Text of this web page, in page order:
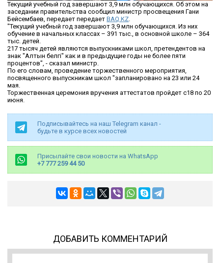
Текущий учебный год завершают 3,9 млн обучающихся. Об этом на
заседании правительства сообщил министр просвещения Гани
Бейсембаев, передает передает BAQ.KZ.
"Текущий учебный год завершают 3,9 млн обучающихся. Из них
обучение в начальных классах – 391 тыс., в основной школе – 364
тыс. детей.
217 тысяч детей являются выпускниками школ, претендентов на
знак "Алтын белгі" как и в предыдущие годы не более пяти
процентов", - сказал министр.
По его словам, проведение торжественного мероприятия,
посвященного выпускникам школ "запланировано на 23 или 24
мая.
Торжественная церемония вручения аттестатов пройдет с18 по 20
июня.
Подписывайтесь на наш Telegram канал -
будьте в курсе всех новостей
Присылайте свои новости на WhatsApp
+7 777 259 44 50
ДОБАВИТЬ КОММЕНТАРИЙ